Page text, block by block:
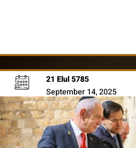
21 Elul 5785
September 14, 2025